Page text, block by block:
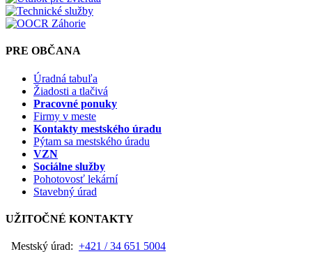
PRE OBČANA
Úradná tabuľa
Žiadosti a tlačivá
Pracovné ponuky
Firmy v meste
Kontakty mestského úradu
Pýtam sa mestského úradu
VZN
Sociálne služby
Pohotovosť lekární
Stavebný úrad
UŽITOČNÉ KONTAKTY
Mestský úrad: +421 / 34 651 5004